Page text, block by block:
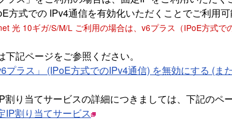
方式での IPv4通信を有効化いただくことでご利用可
光 10ギガ/S/M/L ご利用の場合は、v6プラス（IPoE方式で
下記ページをご参照ください。
プラス」 (IPoE方式でのIPv4通信) を無効にする (ま
割り当てサービスの詳細につきましては、下記のペ
IP割り当てサービス